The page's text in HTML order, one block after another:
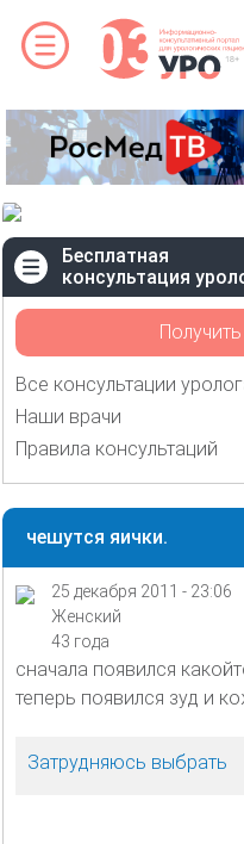
Бесплатная
консультация
Все консультации
Наши врачи
Правила консультаций
чешутся яички.
25 декабря 2011 - 23:06
Женский
43 года
сначала появился
теперь появился зуд и
Затрудняюсь выбрать